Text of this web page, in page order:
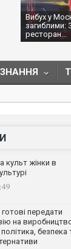
Вибух у
загиблими:
ресторан...
ЗНАННЯ
культ жінки в
передати
на
безпека